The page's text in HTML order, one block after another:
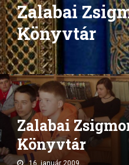
Zalabai
Könyvtár
Zalabai
Könyvtár
16. január 2009.